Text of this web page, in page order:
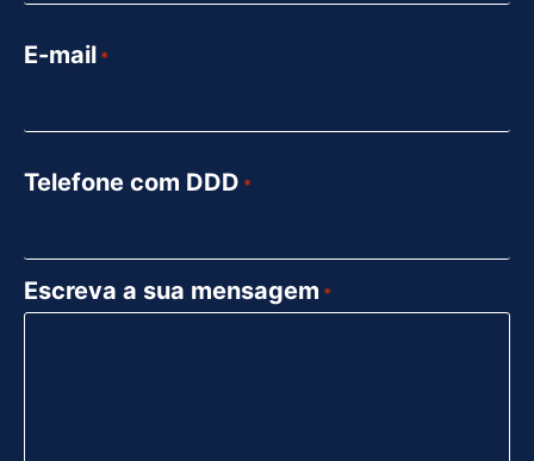
E-mail *
Telefone com DDD *
Escreva a sua mensagem *